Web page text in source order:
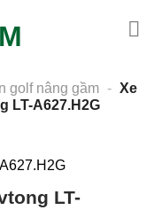
golf nâng gầm - Xe
LT-A627.H2G
LT-